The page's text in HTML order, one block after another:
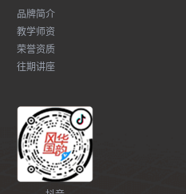
品牌简介
教学师资
荣誉资质
往期讲座